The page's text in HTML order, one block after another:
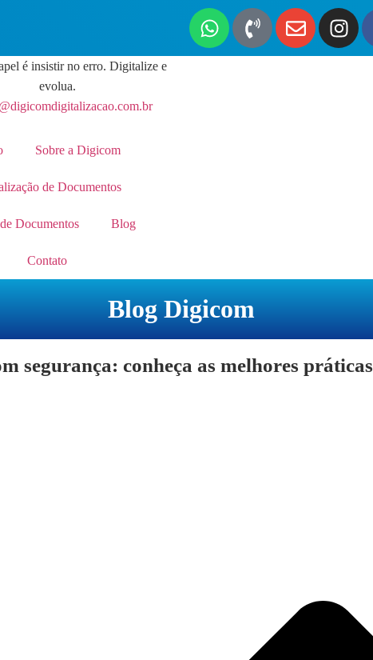
é insistir no erro. Digitalize e
evolua.
Sobre a Digicom
de Documentos
Documentos Blog
Contato
Blog Digicom
segurança: conheça as melhores práticas